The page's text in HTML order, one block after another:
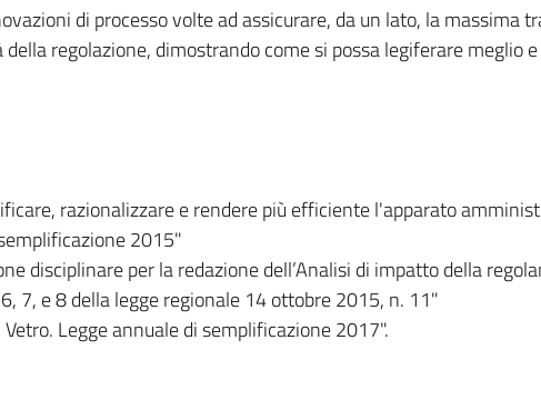
di processo volte ad assicurare, da un lato, la massima
regolazione, dimostrando come si possa legiferare meglio
razionalizzare e rendere più efficiente l'apparato
2015"
disciplinare per la redazione dell’Analisi di impatto della
7, e 8 della legge regionale 14 ottobre 2015, n. 11"
Legge annuale di semplificazione 2017".